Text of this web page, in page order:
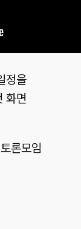
정을
화면
론모임